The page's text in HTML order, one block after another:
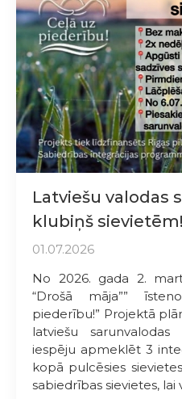
Latviešu valodas
klubiņš sievietēm!
01.07.2026
No 2026. gada 2.
“Drošā māja””
piederību!” Projektā
latviešu
iespēju apmeklēt 3
kopā pulcēsies
sabiedrības sievietes, lai